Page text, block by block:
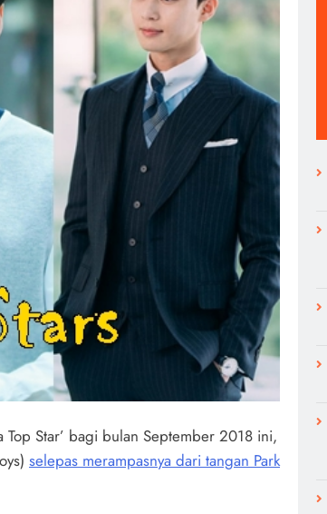
Top Star’ bagi bulan September 2018 ini,
selepas merampasnya dari tangan Park